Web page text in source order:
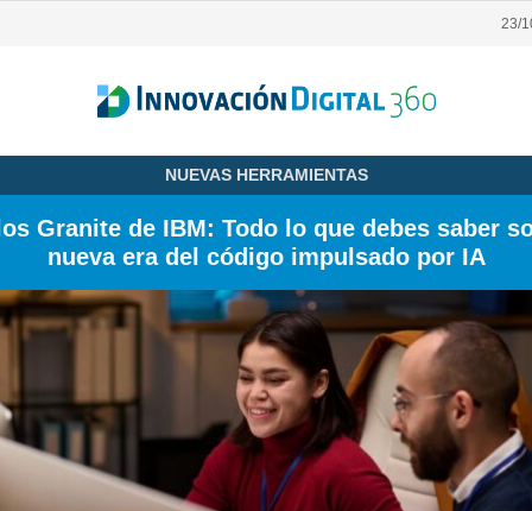
23/
NUEVAS HERRAMIENTAS
Granite de IBM: Todo lo que debes saber
nueva era del código impulsado por IA